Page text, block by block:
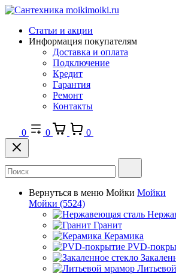
Статьи и акции
Информация покупателям
Доставка и оплата
Подключение
Кредит
Гарантия
Ремонт
Контакты
0 0 0
Вернуться в меню Мойки Мойки
Мойки (5524)
Гранит
Керамика
PVD-